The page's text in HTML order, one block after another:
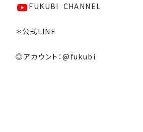
FUKUBI CHANNEL
＊公式LINE
◎アカウント：@fukubi